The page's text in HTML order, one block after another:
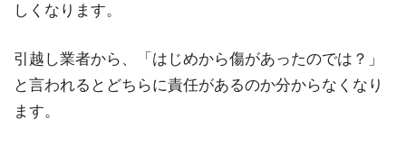
しくなります。
引越し業者から、「はじめから傷があったのでは？」
と言われるとどちらに責任があるのか分からなくなり
ます。